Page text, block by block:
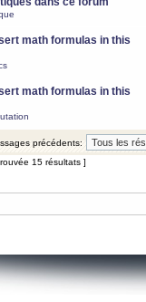
math formulas in this
math formulas in this
précédents:
15 résultats ]